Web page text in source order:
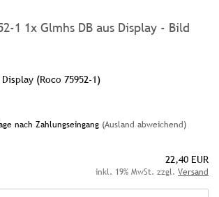
(Roco 75952-1)
nach Zahlungseingang (Ausland abweichend)
22,40 EUR
inkl. 19% MwSt. zzgl. Versand